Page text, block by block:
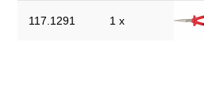
117.1291 1 x